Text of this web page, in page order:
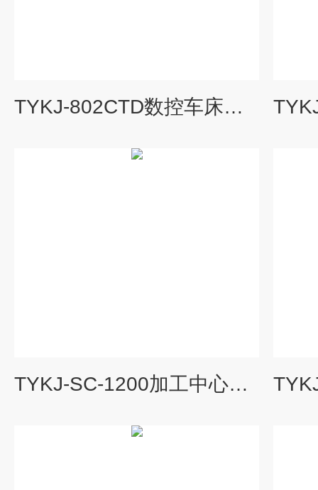
TYKJ-802CTD数控车床电气控制与维修实训台|数控机床综合实训装置
TYKJ-SC-1200加工中心故障诊断与维修实验台|数控机床综合实训装置